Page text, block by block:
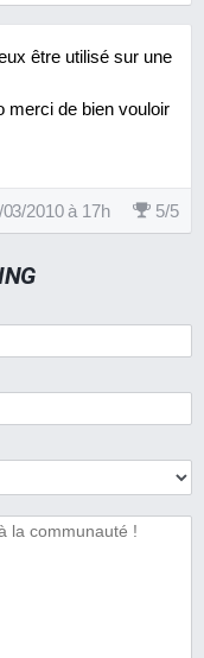
être utilisé sur une
merci de bien vouloir
2010 à 17h 5/5